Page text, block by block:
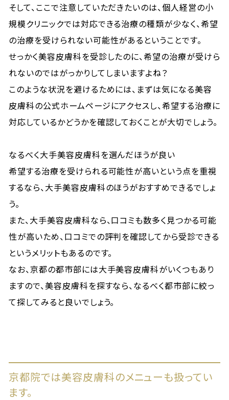
そして、ここで注意していただきたいのは、個人経営の小
規模クリニックでは対応できる治療の種類が少なく、希望
の治療を受けられない可能性があるということです。
せっかく美容皮膚科を受診したのに、希望の治療が受けら
れないのではがっかりしてしまいますよね？
このような状況を避けるためには、まずは気になる美容
皮膚科の公式ホームページにアクセスし、希望する治療に
対応しているかどうかを確認しておくことが大切でしょう。
なるべく大手美容皮膚科を選んだほうが良い
希望する治療を受けられる可能性が高いという点を重視
するなら、大手美容皮膚科のほうがおすすめできるでしょ
う。
また、大手美容皮膚科なら、口コミも数多く見つかる可能
性が高いため、口コミでの評判を確認してから受診できる
というメリットもあるのです。
なお、京都の都市部には大手美容皮膚科がいくつもあり
ますので、美容皮膚科を探すなら、なるべく都市部に絞っ
て探してみると良いでしょう。
京都院では美容皮膚科のメニューも扱ってい
ます。